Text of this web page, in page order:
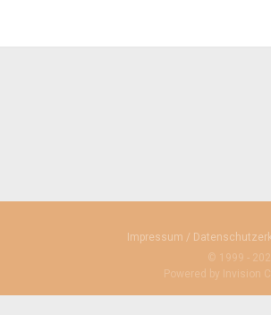
Impressum /
© 1999 -
Powered by Invision